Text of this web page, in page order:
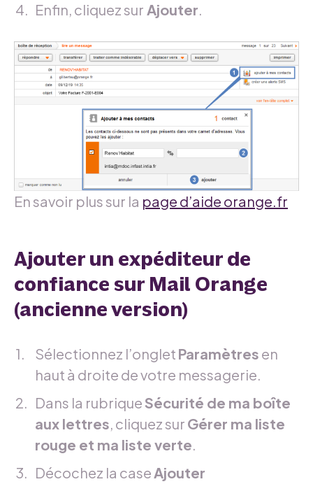
Enfin, cliquez sur Ajouter.
En savoir plus sur la page d’aide orange.fr
Ajouter un expéditeur de
confiance sur Mail Orange
(ancienne version)
Sélectionnez l’onglet Paramètres en
haut à droite de votre messagerie.
Dans la rubriqueSécurité de ma boîte
aux lettres, cliquez sur Gérer ma liste
rouge et ma liste verte.
Décochez la caseAjouter